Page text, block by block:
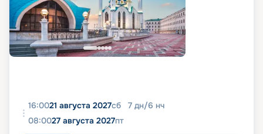
16:0021 августа 2027сб 7 дн/6 нч
08:0027 августа 2027пт